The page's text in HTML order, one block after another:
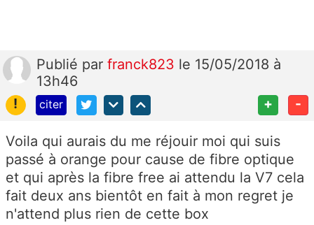
Publié par franck823 le 15/05/2018 à
13h46
!
citer + -
Voila qui aurais du me réjouir moi qui suis
passé à orange pour cause de fibre optique
et qui après la fibre free ai attendu la V7 cela
fait deux ans bientôt en fait à mon regret je
n'attend plus rien de cette box